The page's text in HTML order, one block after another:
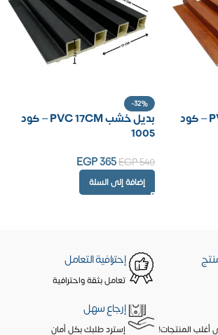
بديل خشب PVC 17CM – كود
-32%
بديل خشب PVC 17CM – كود
1005
EGP540
EGP365
إضافة إلى السلة
إحترافية التعامل
تعامل بثقة واحترافية
المنتجات!
إرجاع سهل
إسترد طلبك بكل أمان